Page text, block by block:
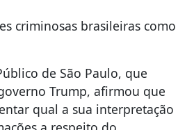
criminosas brasileiras como
de São Paulo, que
Trump, afirmou que
qual a sua interpretação